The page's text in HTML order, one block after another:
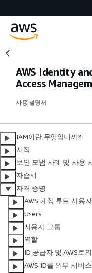
AWS Identity
Access
사용 설명서
IAM이란 무엇입니까?
시작
보안 모범 사례 및 사용
자습서
자격 증명
AWS 계정 루트 사용자
Users
사용자 그룹
역할
ID 공급자 및 AWS로
AWS ID를 외부 서비